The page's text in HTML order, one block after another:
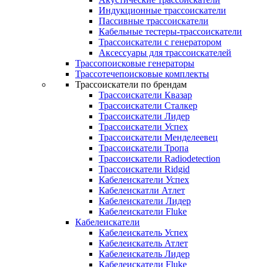
Индукционные трассоискатели
Пассивные трассоискатели
Кабельные тестеры-трассоискатели
Трассоискатели с генератором
Аксессуары для трассоискателей
Трассопоисковые генераторы
Трассотечепоисковые комплекты
Трассоискатели по брендам
Трассоискатели Квазар
Трассоискатели Сталкер
Трассоискатели Лидер
Трассоискатели Успех
Трассоискатели Менделеевец
Трассоискатели Тропа
Трассоискатели Radiodetection
Трассоискатели Ridgid
Кабелеискатели Успех
Кабелеискатли Атлет
Кабелеискатели Лидер
Кабелеискатели Fluke
Кабелеискатели
Кабелеискатель Успех
Кабелеискатель Атлет
Кабелеискатель Лидер
Кабелеискатели Fluke